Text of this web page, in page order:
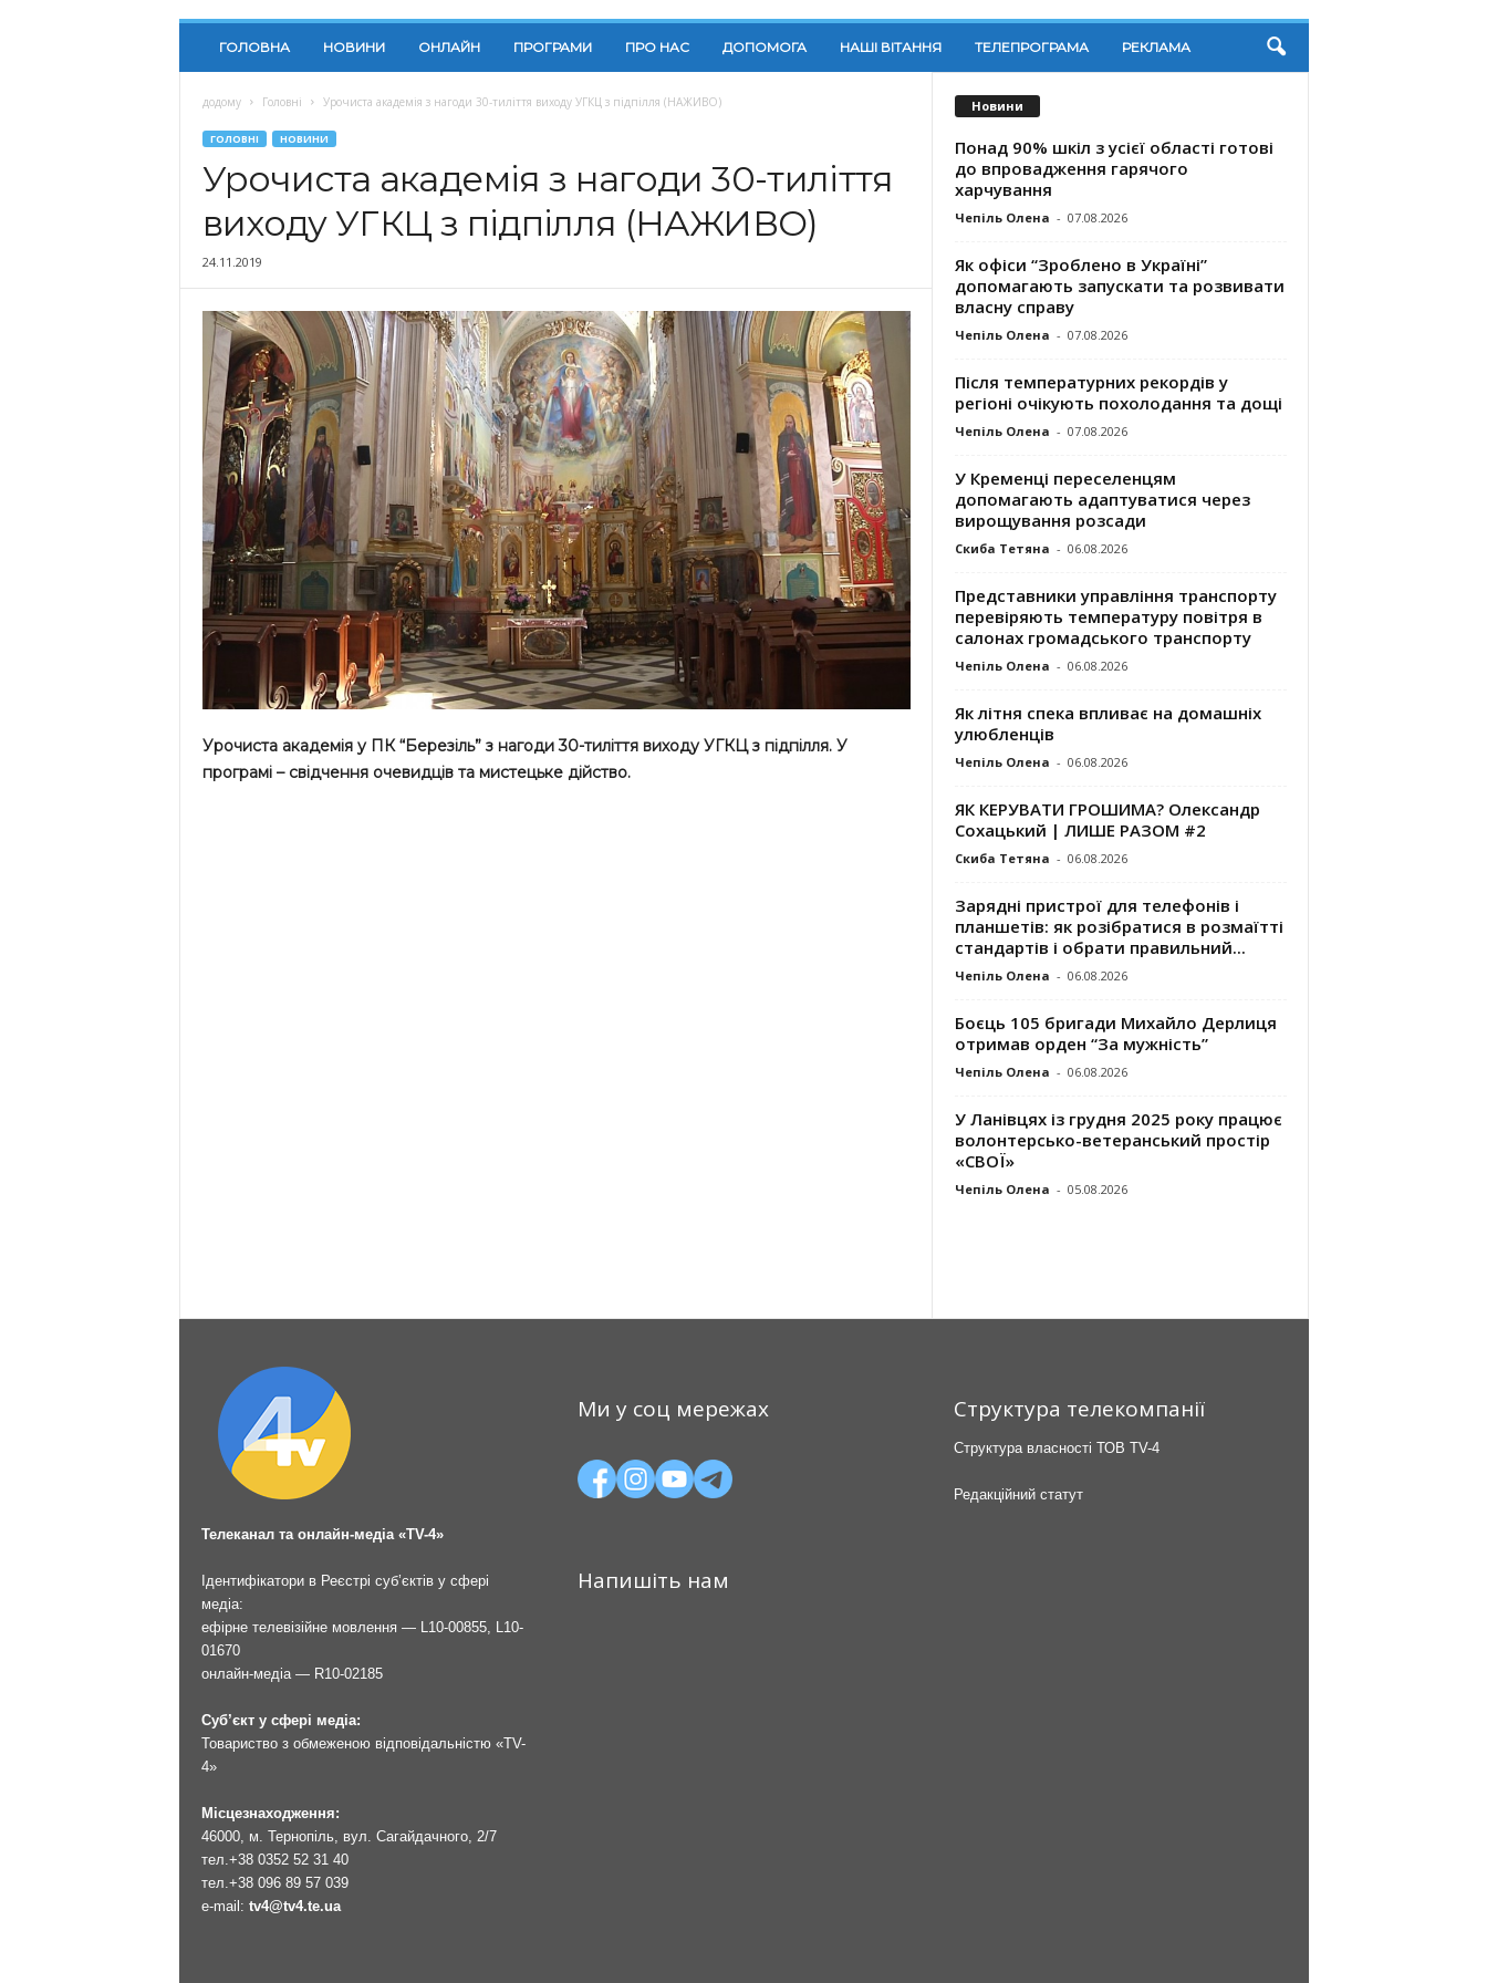
ГОЛОВНА НОВИНИ ОНЛАЙН ПРОГРАМИ ПРО НАС ДОПОМОГА НАШІ ВІТАННЯ ТЕЛЕПРОГРАМА РЕКЛАМА
додому Головні Урочиста академія з нагоди 30-тиліття виходу УГКЦ з підпілля (НАЖИВО)
ГОЛОВНІ НОВИНИ
Урочиста академія з нагоди 30-тиліття
виходу УГКЦ з підпілля (НАЖИВО)
24.11.2019
Урочиста академія у ПК “Березіль” з нагоди 30-тиліття виходу УГКЦ з підпілля. У
програмі – свідчення очевидців та мистецьке дійство.
Новини
Понад 90% шкіл з усієї області готові
до впровадження гарячого
харчування
Чепіль Олена - 07.08.2026
Як офіси “Зроблено в Україні”
допомагають запускaти та розвивати
власну справу
Чепіль Олена - 07.08.2026
Після температурних рекордів у
регіоні очікують похолодання та дощі
Чепіль Олена - 07.08.2026
У Кременці переселенцям
допомагають адаптуватися через
вирощування розсади
Скиба Тетяна - 06.08.2026
Представники управління транспорту
перевіряють температуру повітря в
салонах громадського транспорту
Чепіль Олена - 06.08.2026
Як літня спека впливає на домашніх
улюбленців
Чепіль Олена - 06.08.2026
ЯК КЕРУВАТИ ГРОШИМА? Олександр
Сохацький | ЛИШЕ РАЗОМ #2
Скиба Тетяна - 06.08.2026
Зарядні пристрої для телефонів і
планшетів: як розібратися в розмаїтті
стандартів і обрати правильний...
Чепіль Олена - 06.08.2026
Боєць 105 бригади Михайло Дерлиця
отримав орден “За мужність”
Чепіль Олена - 06.08.2026
У Ланівцях із грудня 2025 року працює
волонтерсько-ветеранський простір
«СВОЇ»
Чепіль Олена - 05.08.2026
Телеканал та онлайн-медіа «TV-4»
Ідентифікатори в Реєстрі суб’єктів у сфері
медіа:
ефірне телевізійне мовлення — L10-00855, L10-
01670
онлайн-медіа — R10-02185
Суб’єкт у сфері медіа:
Товариство з обмеженою відповідальністю «TV-
4»
Місцезнаходження:
46000, м. Тернопіль, вул. Сагайдачного, 2/7
тел.+38 0352 52 31 40
тел.+38 096 89 57 039
e-mail: tv4@tv4.te.ua
Ми у соц мережах
Напишіть нам
Структура телекомпанії
Структура власності ТОВ TV-4
Редакційний статут